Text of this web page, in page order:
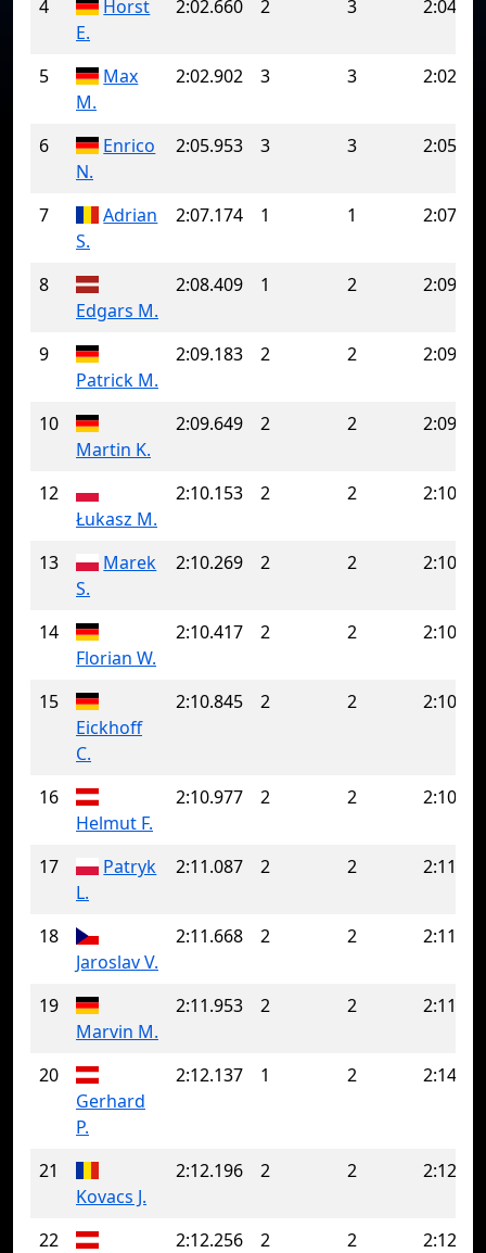
4
Horst
E.
2:02.660 2 3
5
Max
M.
2:02.902 3 3
6
Enrico
N.
2:05.953 3 3
7
Adrian
S.
2:07.174 1 1
8
Edgars M.
2:08.409 1 2
9
Patrick M.
2:09.183 2 2
10
Martin K.
2:09.649 2 2
12
Łukasz M.
2:10.153 2 2
13
Marek
S.
2:10.269 2 2
14
Florian W.
2:10.417 2 2
15
Eickhoff
C.
2:10.845 2 2
16
Helmut F.
2:10.977 2 2
17
Patryk
L.
2:11.087 2 2
18
Jaroslav V.
2:11.668 2 2
19
Marvin M.
2:11.953 2 2
20
Gerhard
P.
2:12.137 1 2
21
Kovacs J.
2:12.196 2 2
22
2:12.256 2 2